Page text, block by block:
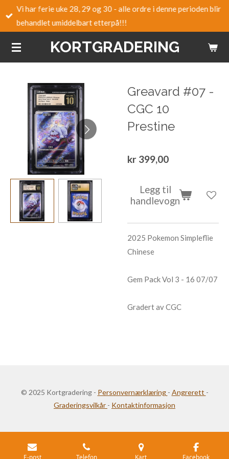
Gå
KORTGRADERING
Vi har ferie uke 28, 29 og 30 - alle ordre i denne perioden blir
behandlet umiddelbart etterpå!!!
Greavard #07 -
CGC 10
Prestine
kr 399,00
Legg til
handlevogn
2025 Pokemon Simpleflie
Chinese
Gem Pack Vol 3 - 16 07/07
Gradert av CGC
© 2025 Kortgradering - Personvernærklæring - Angrerett -
Graderingsvilkår - Kontaktinformasjon
E-post Telefon Kart Facebook